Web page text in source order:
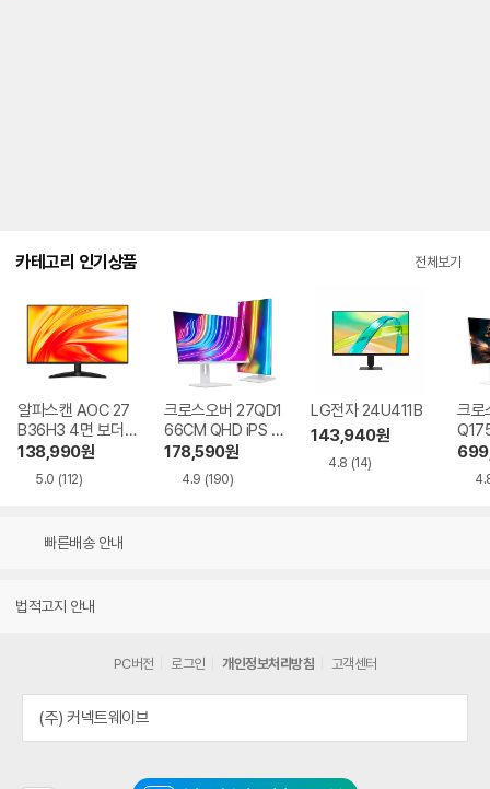
카테고리 인기상품 전체보기
알파스캔 AOC 27
B36H3 4면 보더리
스 IPS 120 시력보
호 무결점
138,990원
5.0 (112)
크로스오버 27QD1
66CM QHD iPS U
SB-C 화이트 Ai 멀
티스탠드
178,590원
4.9 (190)
LG전자 24U411B
143,940원
4.8 (14)
크로
Ai
빠른배송 안내
법적고지 안내
PC버전 로그인 개인정보처리방침 고객센터
(주) 커넥트웨이브